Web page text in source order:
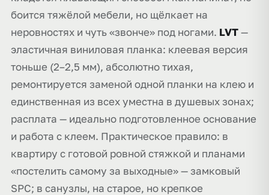
боится тяжёлой мебели, но щёлкает на
неровностях и чуть «звонче» под ногами. LVT—
эластичная виниловая планка: клеевая версия
тоньше (2–2,5 мм), абсолютно тихая,
ремонтируется заменой одной планки на клею и
единственная из всех уместна в душевых зонах;
расплата — идеально подготовленное основание
и работа с клеем. Практическое правило: в
квартиру с готовой ровной стяжкой и планами
«постелить самому за выходные» — замковый
SPC; в санузлы, на старое, но крепкое